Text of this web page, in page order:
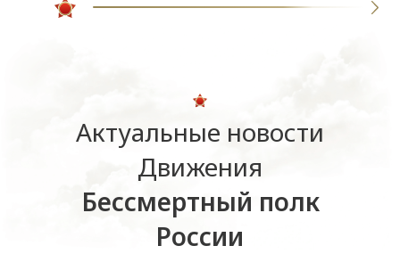
Актуальные новости
Движения
Бессмертный полк
России